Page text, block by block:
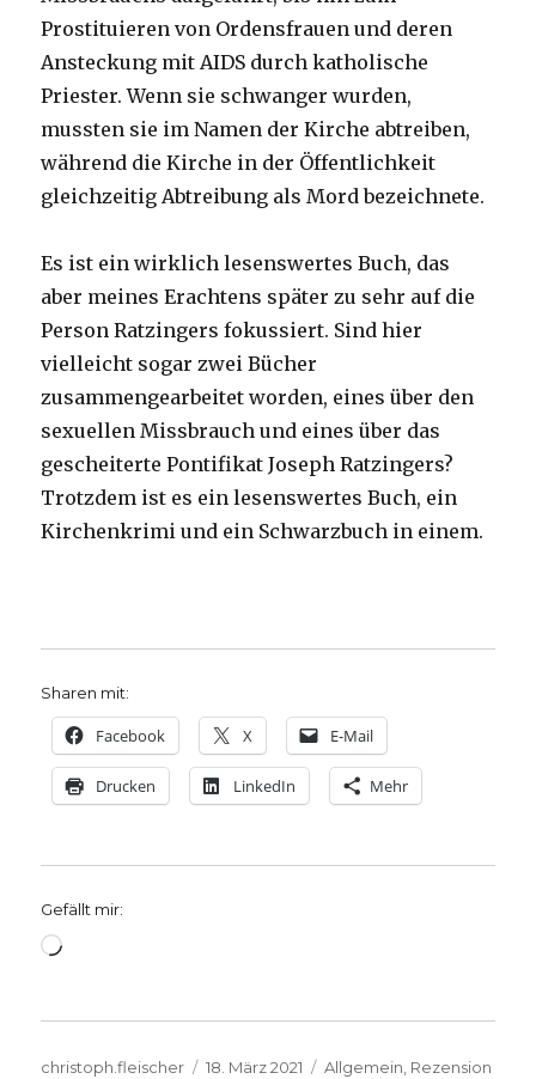
Prostituieren von Ordensfrauen und deren
Ansteckung mit AIDS durch katholische
Priester. Wenn sie schwanger wurden,
mussten sie im Namen der Kirche abtreiben,
während die Kirche in der Öffentlichkeit
gleichzeitig Abtreibung als Mord bezeichnete.
Es ist ein wirklich lesenswertes Buch, das
aber meines Erachtens später zu sehr auf die
Person Ratzingers fokussiert. Sind hier
vielleicht sogar zwei Bücher
zusammengearbeitet worden, eines über den
sexuellen Missbrauch und eines über das
gescheiterte Pontifikat Joseph Ratzingers?
Trotzdem ist es ein lesenswertes Buch, ein
Kirchenkrimi und ein Schwarzbuch in einem.
Sharen mit:
Facebook X E-Mail
Drucken LinkedIn Mehr
Gefällt mir:
Wird
Autor
christoph.fleischer
Veröffentlicht
18. März 2021 Kategorien
Allgemein, Rezension